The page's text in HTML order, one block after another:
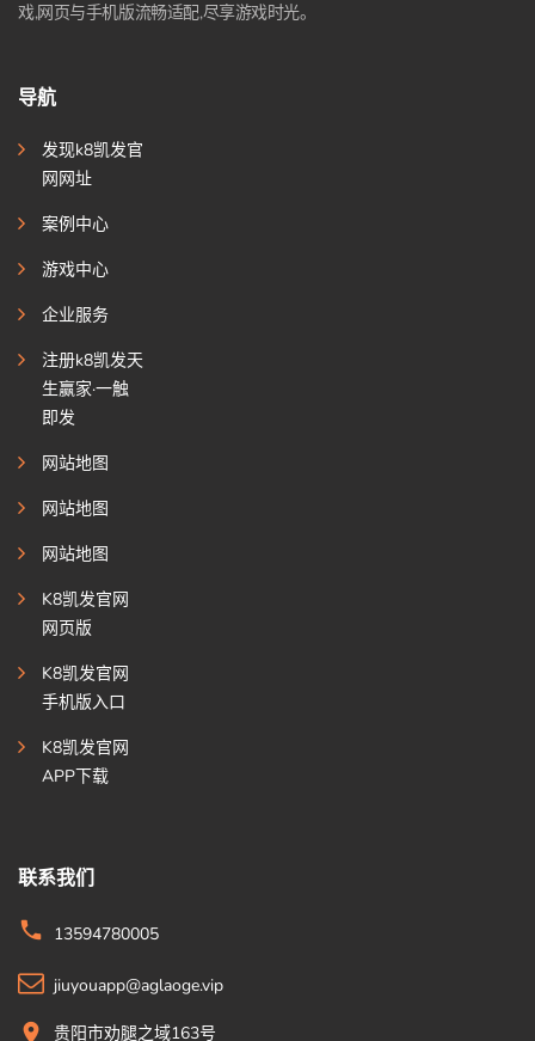
戏,网页与手机版流畅适配,尽享游戏时光。
导航
发现k8凯发官
网网址
案例中心
游戏中心
企业服务
注册k8凯发天
生赢家·一触
即发
网站地图
网站地图
网站地图
K8凯发官网
网页版
K8凯发官网
手机版入口
K8凯发官网
APP下载
联系我们
13594780005
jiuyouapp@aglaoge.vip
贵阳市劝腿之域163号